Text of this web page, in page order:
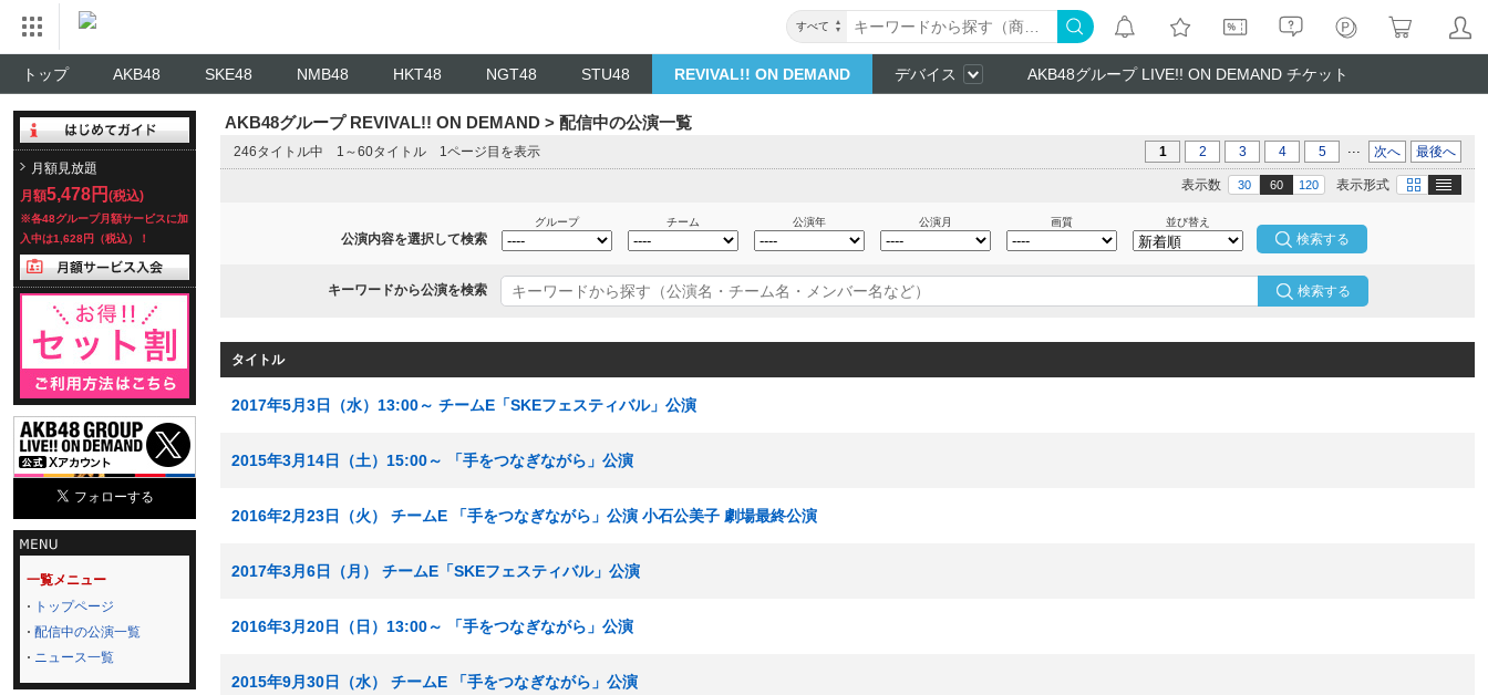
すべて
トップ AKB48 SKE48 NMB48 HKT48 NGT48 STU48 REVIVAL!! ON DEMAND デバイス AKB48グループ LIVE!! ON DEMAND チケット
月額見放題
月額5,478円 (税込)
※各48グループ月額サービスに加
入中は1,628円（税込）！
一覧メニュー
トップページ
配信中の公演一覧
ニュース一覧
AKB48グループ REVIVAL!! ON DEMAND > 配信中の公演一覧
246タイトル中 1～60タイトル 1ページ目を表示 1 2 3 4 5 ... 次へ 最後へ
表示形式 画像
表示数 30 60 120
公演内容を選択して検索
グループ チーム 公演年 公演月 画質 並び替え
キーワードから公演を検索 検索する
タイトル
2017年5月3日（水）13:00～ チームE「SKEフェスティバル」公演
2015年3月14日（土）15:00～ 「手をつなぎながら」公演
2016年2月23日（火） チームE 「手をつなぎながら」公演 小石公美子 劇場最終公演
2017年3月6日（月） チームE「SKEフェスティバル」公演
2016年3月20日（日）13:00～ 「手をつなぎながら」公演
2015年9月30日（水） チームE 「手をつなぎながら」公演